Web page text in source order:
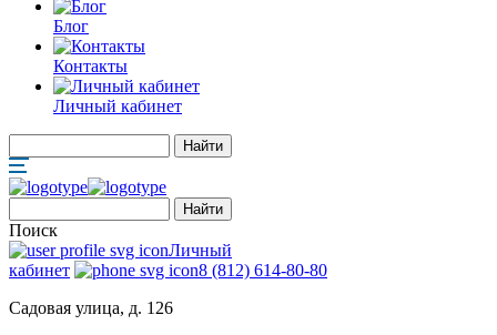
Блог
Контакты
Личный кабинет
Поиск
Личный
кабинет
8 (812) 614-80-80
Садовая улица, д. 126